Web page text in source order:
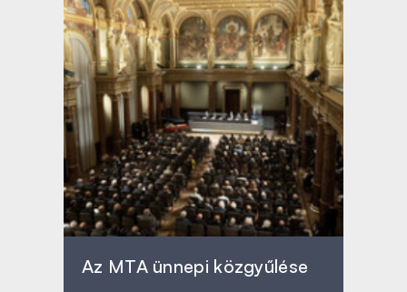
Az MTA ünnepi közgyűlése